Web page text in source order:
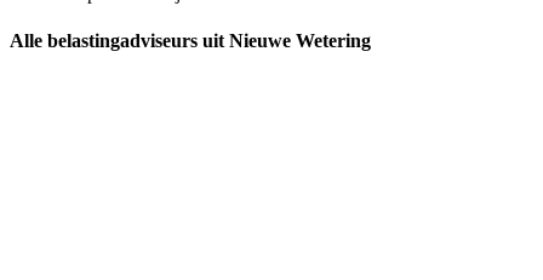
Alle belastingadviseurs uit Nieuwe Wetering